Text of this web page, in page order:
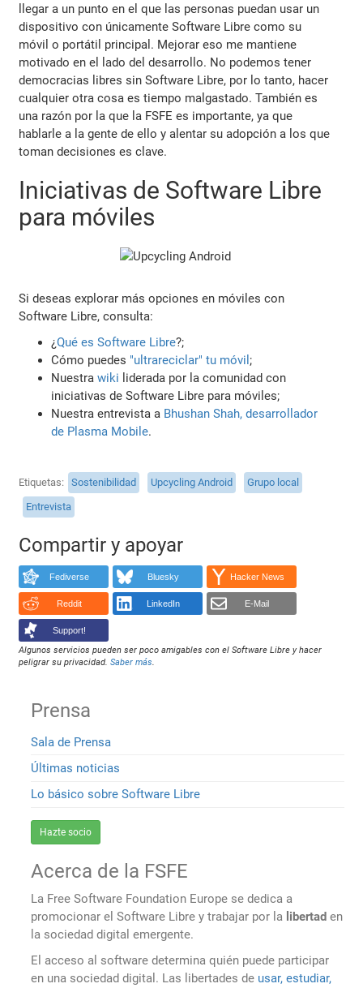
llegar a un punto en el que las personas puedan usar un
dispositivo con únicamente Software Libre como su
móvil o portátil principal. Mejorar eso me mantiene
motivado en el lado del desarrollo. No podemos tener
democracias libres sin Software Libre, por lo tanto, hacer
cualquier otra cosa es tiempo malgastado. También es
una razón por la que la FSFE es importante, ya que
hablarle a la gente de ello y alentar su adopción a los que
toman decisiones es clave.
Iniciativas de Software Libre
para móviles
Si deseas explorar más opciones en móviles con
Software Libre, consulta:
¿Qué es Software Libre?;
Cómo puedes "ultrareciclar" tu móvil ;
Nuestrawiki liderada por la comunidad con
iniciativas de Software Libre para móviles;
Nuestra entrevista a Bhushan Shah, desarrollador
de Plasma Mobile.
Etiquetas Sostenibilidad Upcycling Android
Grupo local
Entrevista
Compartir y apoyar
Fediverse Bluesky Hacker News
Reddit LinkedIn E-Mail
Support!
Algunos servicios pueden ser poco amigables con el Software Libre y hacer
peligrar su privacidad.Saber más.
Prensa
Sala de Prensa
Últimas noticias
Lo básico sobre Software Libre
Hazte socio
Acerca de la FSFE
La Free Software Foundation Europe se dedica a
promocionar el Software Libre y trabajar por la libertad en
la sociedad digital emergente.
El acceso al software determina quién puede participar
en una sociedad digital. Las libertades de usar, estudiar,